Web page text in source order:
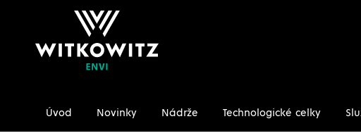
Úvod Novinky Nádrže Technologické celky
Úvodní stránka Ke stažení/Certifikáty